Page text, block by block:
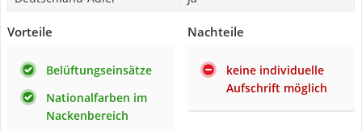
Vorteile
Belüftungseinsätze
Nationalfarben im
Nackenbereich
Nachteile
keine individuelle
Aufschrift möglich